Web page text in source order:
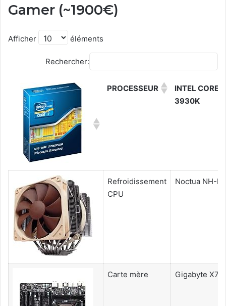
Gamer (~1900€)
Afficher éléments
Rechercher:
PROCESSEUR
INTEL CORE
3930K
Refroidissement
CPU
Noctua NH-
Carte mère Gigabyte